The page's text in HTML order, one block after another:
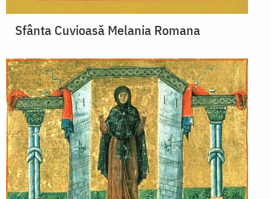
Sfânta Cuvioasă Melania Romana